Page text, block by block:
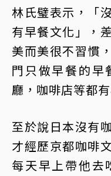
林氏璧表示，「
有早餐文化」，
美而美很不習慣
門只做早餐的早
廳，咖啡店等都
至於說日本沒有
才經歷京都咖啡
每天早上帶他去